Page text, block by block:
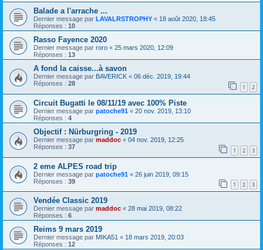
Balade a l'arrache ...
Dernier message par LAVALRSTROPHY « 18 août 2020, 18:45
Réponses : 10
Rasso Fayence 2020
Dernier message par roro « 25 mars 2020, 12:09
Réponses : 13
A fond la caisse...à savon
Dernier message par BAVERICK « 06 déc. 2019, 19:44
Réponses : 28 1 2
Circuit Bugatti le 08/11/19 avec 100% Piste
Dernier message par patoche91 « 20 nov. 2019, 13:10
Réponses : 4
Objectif : Nürburgring - 2019
Dernier message par maddoc « 04 nov. 2019, 12:25
Réponses : 37 1 2 3
2 eme ALPES road trip
Dernier message par patoche91 « 26 juin 2019, 09:15
Réponses : 39 1 2 3
Vendée Classic 2019
Dernier message par maddoc « 28 mai 2019, 08:22
Réponses : 6
Reims 9 mars 2019
Dernier message par MIKA51 « 18 mars 2019, 20:03
Réponses : 12